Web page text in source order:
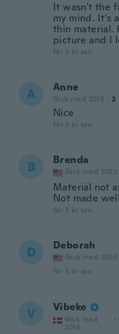
It wasn't the
my mind. It's
thin material.
picture and I
för 5 år sen
A Anne
Gick med 2018 · 2
Nice
för 5 år sen
B Brenda
Gick med 2020
Material not
Not made
för 5 år sen
D Deborah
Gick med 2020
för 5 år sen
V Vibeke
Gick med
2016
·